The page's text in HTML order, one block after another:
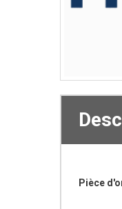
Pièce